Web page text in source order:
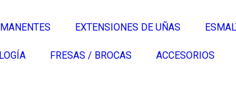
EXTENSIONES DE UÑAS
FRESAS / BROCAS ACCESORIOS